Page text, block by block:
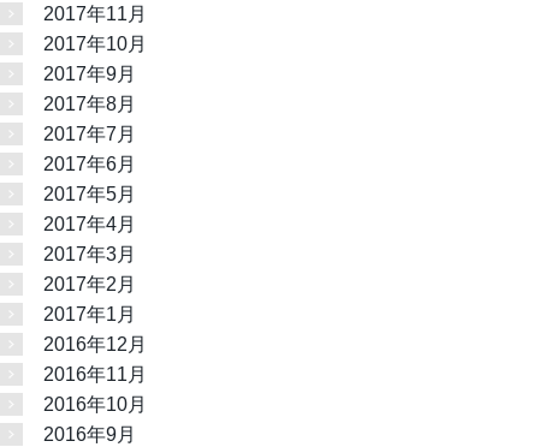
2017年11月
2017年10月
2017年9月
2017年8月
2017年7月
2017年6月
2017年5月
2017年4月
2017年3月
2017年2月
2017年1月
2016年12月
2016年11月
2016年10月
2016年9月